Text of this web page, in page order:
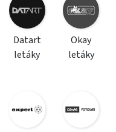
Datart
letáky
Okay
letáky